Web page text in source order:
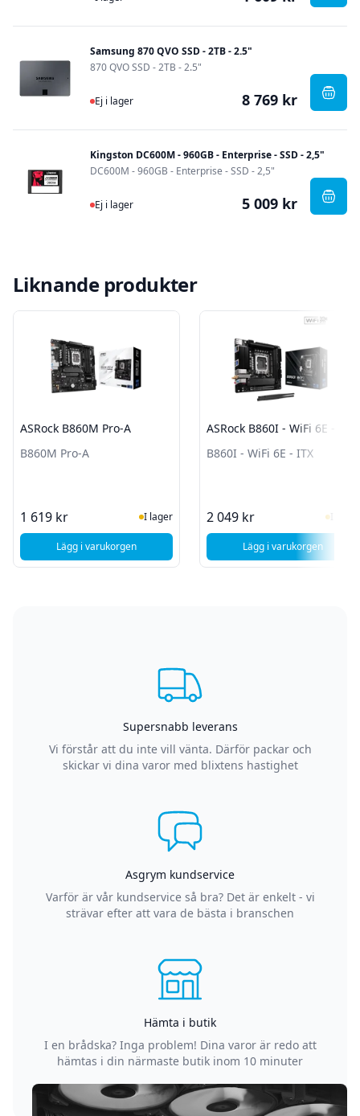
Samsung 870 QVO SSD - 2TB - 2.5"
870 QVO SSD - 2TB - 2.5"
Ej i lager
Ej i lager 8 769 kr ,
Kingston DC600M - 960GB - Enterprise - SSD - 2,5"
DC600M - 960GB - Enterprise - SSD - 2,5"
Ej i lager
Ej i lager 5 009 kr ,
Liknande produkter
ASRock B860M Pro-A
B860M Pro-A
1 619 kr I Lager
I lager
Lägg i varukorgen, ASRock B860M Pro-A
ASRock B860I - WiFi 6E - ITX
B860I - WiFi 6E - ITX
2 049 kr I
Lägg i varukorgen
, ASRock B860I -
Supersnabb leverans
Vi förstår att du inte vill vänta. Därför packar och
skickar vi dina varor med blixtens hastighet
Asgrym kundservice
Varför är vår kundservice så bra? Det är enkelt - vi
strävar efter att vara de bästa i branschen
Hämta i butik
I en brådska? Inga problem! Dina varor är redo att
hämtas i din närmaste butik inom 10 minuter